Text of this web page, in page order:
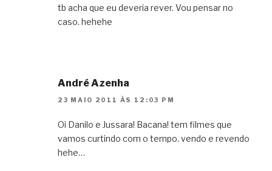
tb acha que eu deveria rever. Vou pensar no
caso. hehehe
André Azenha
23 MAIO 2011 ÀS 12:03 PM
Oi Danilo e Jussara! Bacana! tem filmes que
vamos curtindo com o tempo. vendo e revendo
hehe…